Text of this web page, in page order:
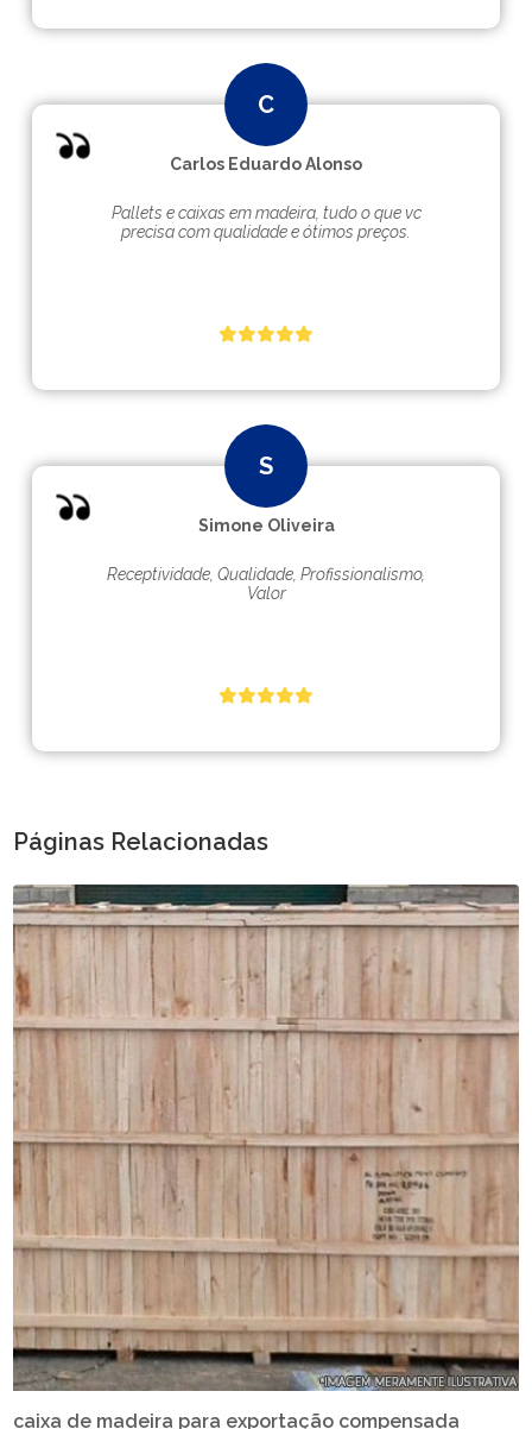
Carlos Eduardo Alonso
Pallets e caixas em madeira, tudo o que vc
precisa com qualidade e ótimos preços.
Simone Oliveira
Receptividade, Qualidade, Profissionalismo,
Valor
Páginas Relacionadas
caixa de madeira para exportação compensada